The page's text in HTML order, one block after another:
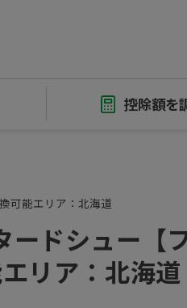
控除額を
可能エリア：北海道
ドシュー【
リア：北海道